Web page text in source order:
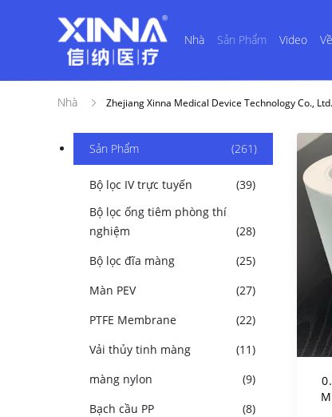
Nhà Sản Phẩm Video
Nhà Zhejiang Xinna Medical Device Technology Co.,
Sản Phẩm (261)
Bộ lọc IV trực tuyến
(39)
Bộ lọc ống tiêm phòng thí
nghiệm
(28)
Bộ lọc đĩa màng
(25)
Màn PEV
(27)
PTFE Membrane
(22)
Vải thủy tinh màng
(11)
màng nylon
(9)
Bạch cầu PP
(8)